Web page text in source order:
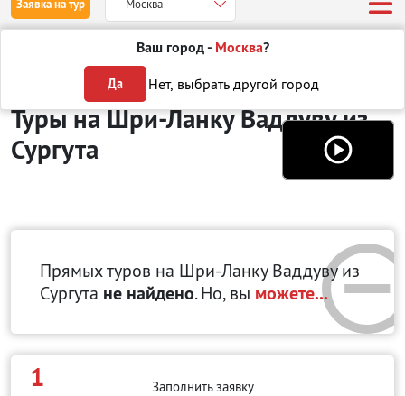
Заявка на тур Москва
Ваш город - Москва?
Да Нет, выбрать другой город
Отдых на Шри-Ланке Ваддува
Туры на Шри-Ланку Ваддувуиз
Сургута
Прямых туров на Шри-Ланку Ваддувуиз
Сургута не найдено. Но, вы можете...
1
Заполнить заявку